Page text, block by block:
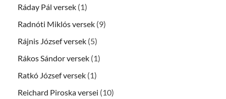
Ráday Pál versek (1)
Radnóti Miklós versek (9)
Rájnis József versek (5)
Rákos Sándor versek (1)
Ratkó József versek (1)
Reichard Piroska versei (10)